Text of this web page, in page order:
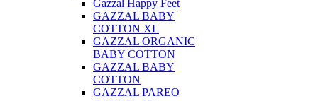
Gazzal Happy Feet
GAZZAL BABY
COTTON XL
GAZZAL ORGANIC
BABY COTTON
GAZZAL BABY
COTTON
GAZZAL PAREO